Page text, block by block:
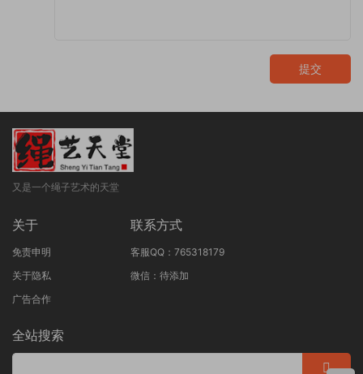
提交
又是一个绳子艺术的天堂
关于
免责申明
关于隐私
广告合作
联系方式
客服QQ：765318179
微信：待添加
全站搜索